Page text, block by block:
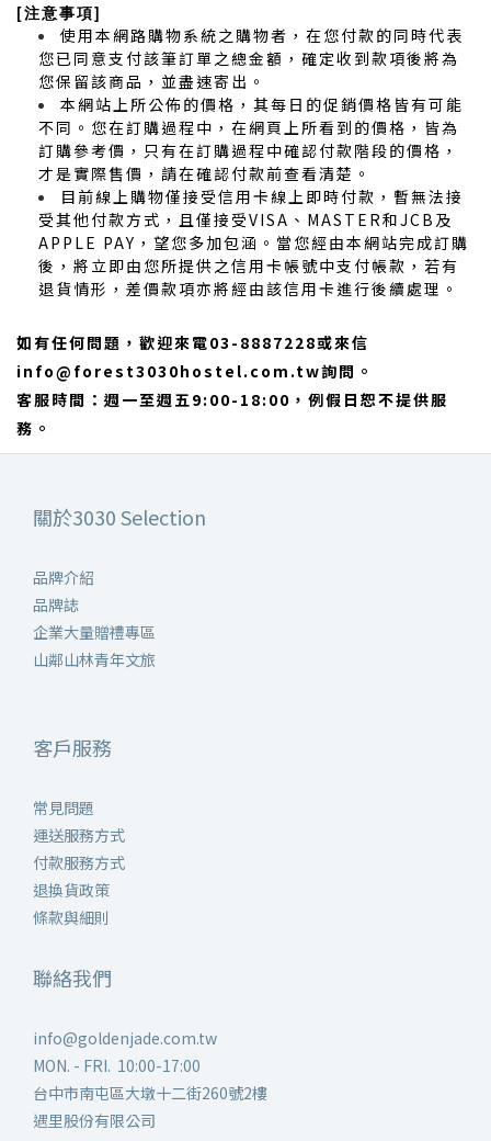
[注意事項]
使用本網路購物系統之購物者，在您付款的同時代表
您已同意支付該筆訂單之總金額，確定收到款項後將為
您保留該商品，並盡速寄出。
本網站上所公佈的價格，其每日的促銷價格皆有可能
不同。您在訂購過程中，在網頁上所看到的價格，皆為
訂購參考價，只有在訂購過程中確認付款階段的價格，
才是實際售價，請在確認付款前查看清楚。
目前線上購物僅接受信用卡線上即時付款，暫無法接
受其他付款方式，且僅接受VISA、MASTER和JCB及
APPLE PAY，望您多加包涵。當您經由本網站完成訂購
後，將立即由您所提供之信用卡帳號中支付帳款，若有
退貨情形，差價款項亦將經由該信用卡進行後續處理。
如有任何問題，歡迎來電03-8887228或來信
info@forest3030hostel.com.tw詢問。
客服時間：週一至週五9:00-18:00，例假日恕不提供服
務。
關於3030 Selection
品牌介紹
品牌誌
企業大量贈禮專區
山鄰山林青年文旅
客戶服務
常見問題
運送服務方式
付款服務方式
退換貨政策
條款與細則
聯絡我們
info@goldenjade.com.tw
MON. - FRI. 10:00-17:00
台中市南屯區大墩十二街260號2樓
遇里股份有限公司